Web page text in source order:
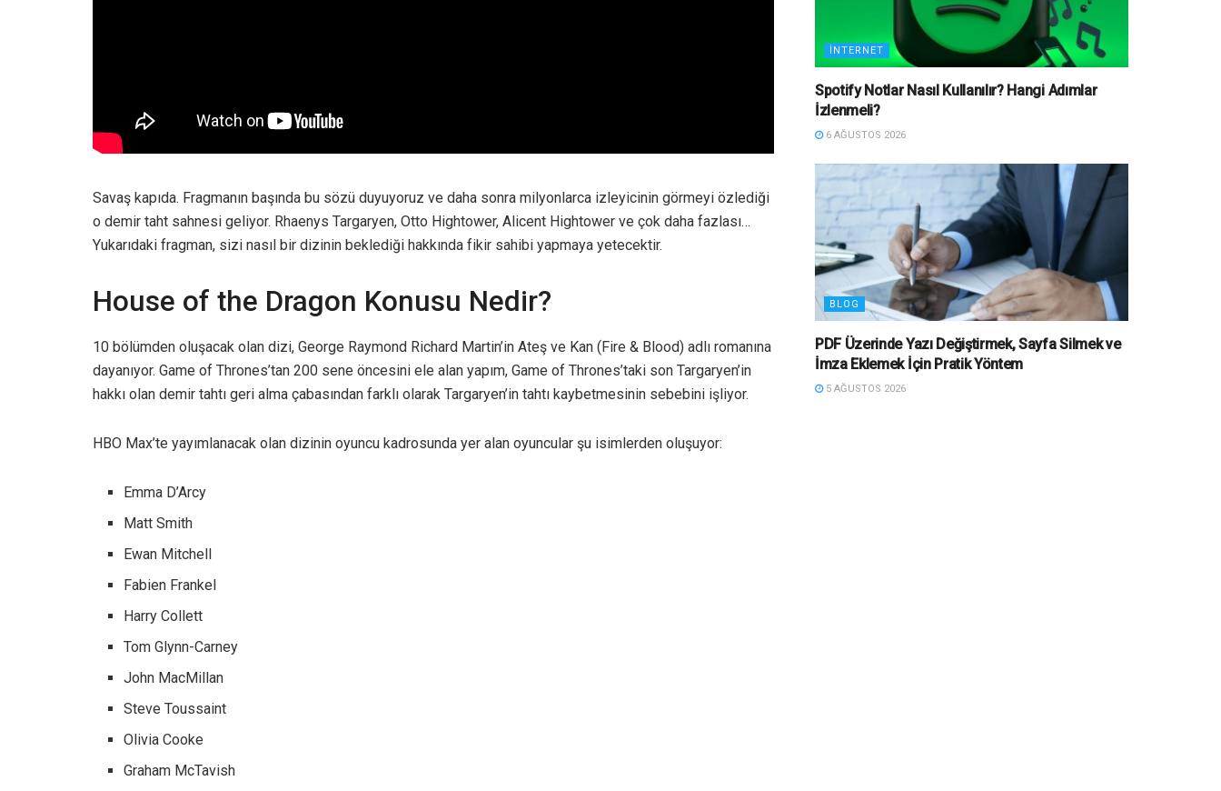
Savaş kapıda. Fragmanın başında bu sözü duyuyoruz ve daha sonra milyonlarca izleyicinin görmeyi özlediği
o demir taht sahnesi geliyor. Rhaenys Targaryen, Otto Hightower, Alicent Hightower ve çok daha fazlası…
Yukarıdaki fragman, sizi nasıl bir dizinin beklediği hakkında fikir sahibi yapmaya yetecektir.
House of the Dragon Konusu Nedir?
10 bölümden oluşacak olan dizi, George Raymond Richard Martin’in Ateş ve Kan (Fire & Blood) adlı romanına
dayanıyor. Game of Thrones’tan 200 sene öncesini ele alan yapım, Game of Thrones’taki son Targaryen’in
hakkı olan demir tahtı geri alma çabasından farklı olarak Targaryen’in tahtı kaybetmesinin sebebini işliyor.
HBO Max’te yayımlanacak olan dizinin oyuncu kadrosunda yer alan oyuncular şu isimlerden oluşuyor:
Emma D’Arcy
Matt Smith
Ewan Mitchell
Fabien Frankel
Harry Collett
Tom Glynn-Carney
John MacMillan
Steve Toussaint
Olivia Cooke
Graham McTavish
İNTERNET
Spotify Notlar Nasıl Kullanılır? Hangi Adımlar
İzlenmeli?
6 AĞUSTOS 2026
BLOG
PDF Üzerinde Yazı Değiştirmek, Sayfa Silmek ve
İmza Eklemek İçin Pratik Yöntem
5 AĞUSTOS 2026